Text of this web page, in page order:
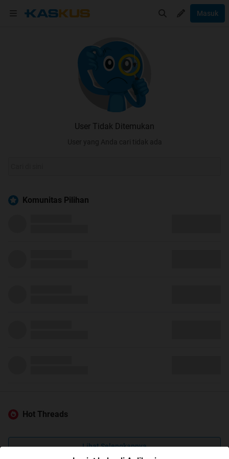
Masuk
User Tidak Ditemukan
User yang Anda cari tidak ada
Komunitas Pilihan
Hot Threads
Lihat Selengkapnya